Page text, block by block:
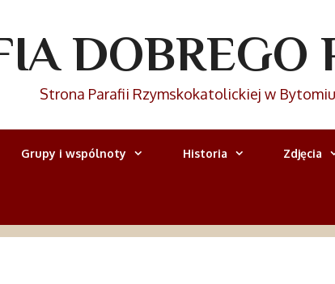
DOBREGO
Strona Parafii Rzymskokatolickiej w
Grupy i wspólnoty Historia Zdjęcia